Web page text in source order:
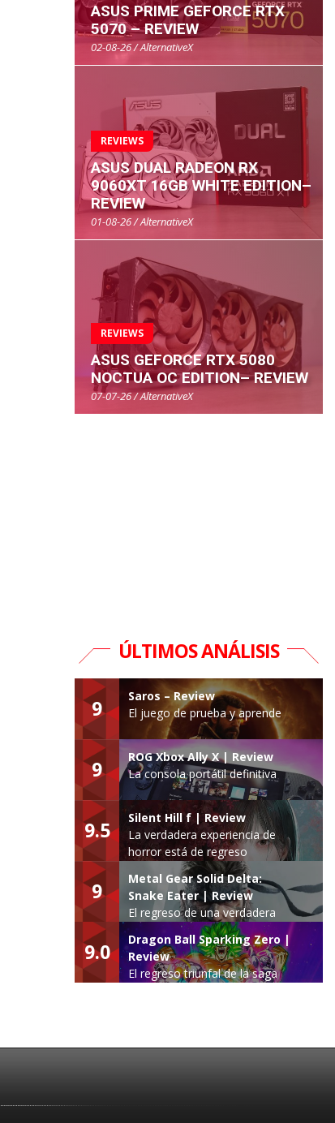
ASUS PRIME GEFORCE RTX
5070 – REVIEW
02-08-26 / AlternativeX
REVIEWS
ASUS DUAL RADEON RX
9060XT 16GB WHITE EDITION–
REVIEW
01-08-26 / AlternativeX
REVIEWS
ASUS GEFORCE RTX 5080
NOCTUA OC EDITION– REVIEW
07-07-26 / AlternativeX
ÚLTIMOS ANÁLISIS
9
Saros – Review
El juego de prueba y aprende
9
ROG Xbox Ally X | Review
La consola portátil definitiva
9.5
Silent Hill f | Review
La verdadera experiencia de
horror está de regreso
9
Metal Gear Solid Delta:
Snake Eater | Review
El regreso de una verdadera
leyenda
9.0
Dragon Ball Sparking Zero |
Review
El regreso triunfal de la saga